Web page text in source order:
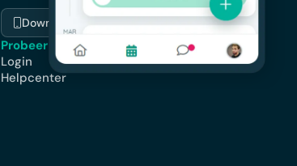
Download de app
Probeer gratis
Login
Helpcenter